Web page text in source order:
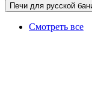
Печи для русской
Смотреть все